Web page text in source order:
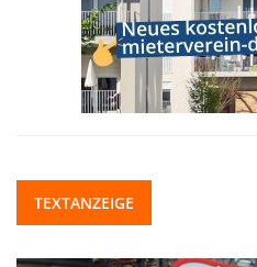
TEXTANZEIGE